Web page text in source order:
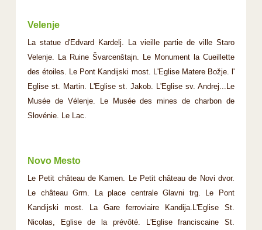
Velenje
La statue d'Edvard Kardelj. La vieille partie de ville Staro
Velenje. La Ruine Švarcenštajn. Le Monument la Cueillette
des étoiles. Le Pont Kandijski most. L'Eglise Matere Božje. l'
Eglise st. Martin. L'Eglise st. Jakob. L'Eglise sv. Andrej...Le
Musée de Vélenje. Le Musée des mines de charbon de
Slovénie. Le Lac.
Novo Mesto
Le Petit château de Kamen. Le Petit château de Novi dvor.
Le château Grm. La place centrale Glavni trg. Le Pont
Kandijski most. La Gare ferroviaire Kandija.L'Eglise St.
Nicolas, Eglise de la prévôté. L'Eglise franciscaine St.